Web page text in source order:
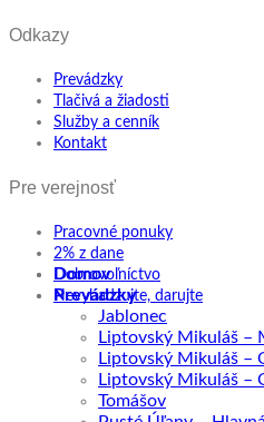
Odkazy
Prevádzky
Tlačivá a žiadosti
Služby a cenník
Kontakt
Pre verejnosť
Pracovné ponuky
2% z dane
Dobrovoľníctvo
Nevyhadzujte, darujte
Domov
Prevádzky
Jablonec
Liptovský Mikuláš –
Liptovský Mikuláš –
Liptovský Mikuláš –
Tomášov